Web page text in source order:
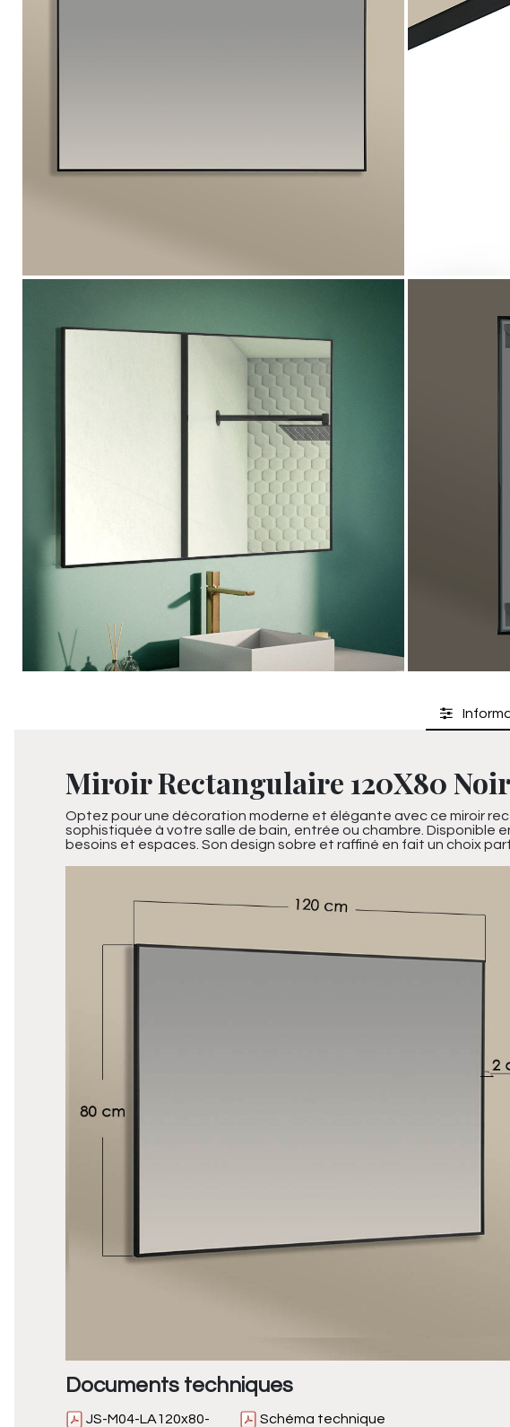
Miroir Rectangulaire 120X80
Optez pour une décoration moderne et élégante avec ce miroir
sophistiquée à votre salle de bain, entrée ou chambre. Disponible
besoins et espaces. Son design sobre et raffiné en fait un choix
Documents techniques
JS-M04-LA120x80-
Schéma technique